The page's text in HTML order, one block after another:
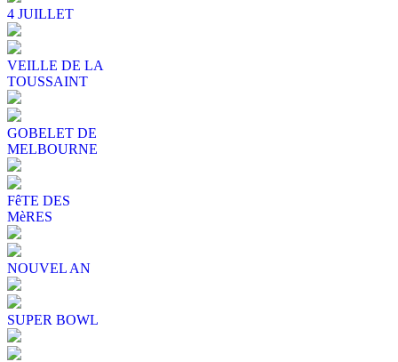
4 JUILLET
VEILLE DE LA
TOUSSAINT
GOBELET DE
MELBOURNE
FêTE DES
MèRES
NOUVEL AN
SUPER BOWL